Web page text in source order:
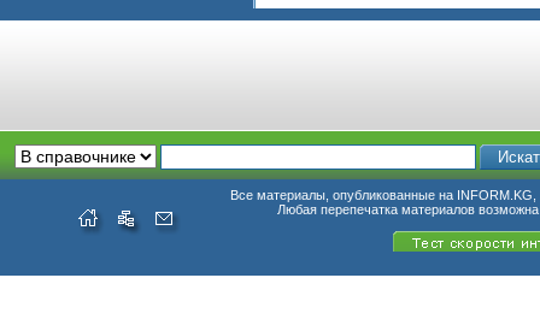
Все материалы, опубликованные на INFORM.KG,
Любая перепечатка материалов